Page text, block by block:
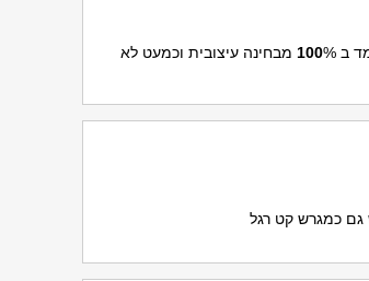
ב 100 % מבחינה עיצובית וכמעט לא
גם כמגרש קט רגל